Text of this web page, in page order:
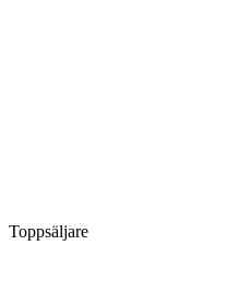
Toppsäljare